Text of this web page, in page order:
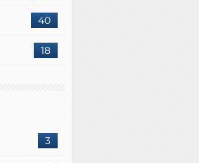
40
18
3